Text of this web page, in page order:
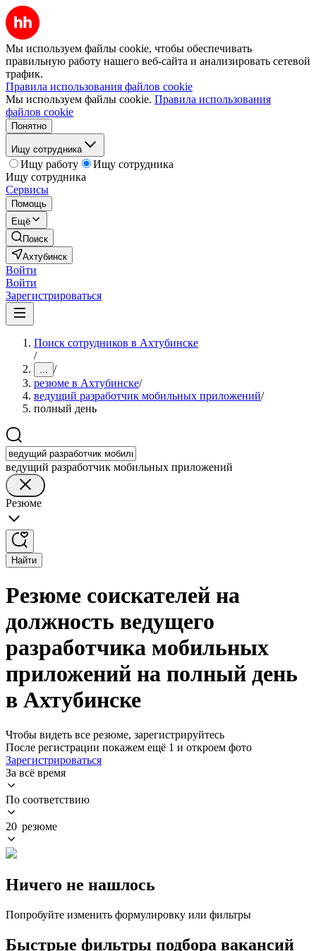
Мы используем файлы cookie, чтобы обеспечивать
правильную работу нашего веб-сайта и анализировать сетевой
трафик.
Правила использования файлов cookie
Мы используем файлы cookie. Правила использования
файлов cookie
Понятно
Ищу сотрудника
Ищу работу
Ищу сотрудника
Ищу сотрудника
Сервисы
Помощь
Ещё
Поиск
Ахтубинск
Войти
Войти
Зарегистрироваться
Поиск сотрудников в Ахтубинске
/
... /
резюме в Ахтубинске/
ведущий разработчик мобильных приложений/
полный день
ведущий разработчик мобильных приложений
Резюме
Найти
Резюме соискателей на
должность ведущего
разработчика мобильных
приложений на полный день
в Ахтубинске
Чтобы видеть все резюме, зарегистрируйтесь
После регистрации покажем ещё 1 и откроем фото
Зарегистрироваться
За всё время
По соответствию
20 резюме
Ничего не нашлось
Попробуйте изменить формулировку или фильтры
Быстрые фильтры подбора вакансий